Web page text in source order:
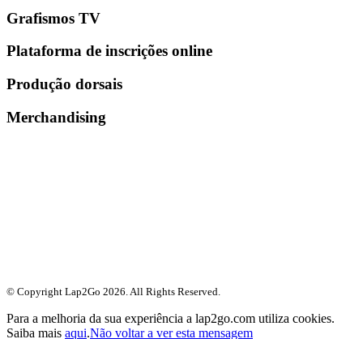
Grafismos TV
Plataforma de inscrições online
Produção dorsais
Merchandising
© Copyright Lap2Go 2026. All Rights Reserved.
Para a melhoria da sua experiência a lap2go.com utiliza cookies.
Saiba mais aqui.Não voltar a ver esta mensagem